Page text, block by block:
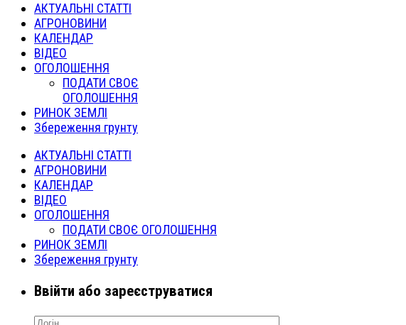
АКТУАЛЬНІ СТАТТІ
АГРОНОВИНИ
КАЛЕНДАР
ВІДЕО
ОГОЛОШЕННЯ
ПОДАТИ СВОЄ
ОГОЛОШЕННЯ
РИНОК ЗЕМЛІ
Збереження грунту
АКТУАЛЬНІ СТАТТІ
АГРОНОВИНИ
КАЛЕНДАР
ВІДЕО
ОГОЛОШЕННЯ
ПОДАТИ СВОЄ ОГОЛОШЕННЯ
РИНОК ЗЕМЛІ
Збереження грунту
Ввійти або зареєструватися